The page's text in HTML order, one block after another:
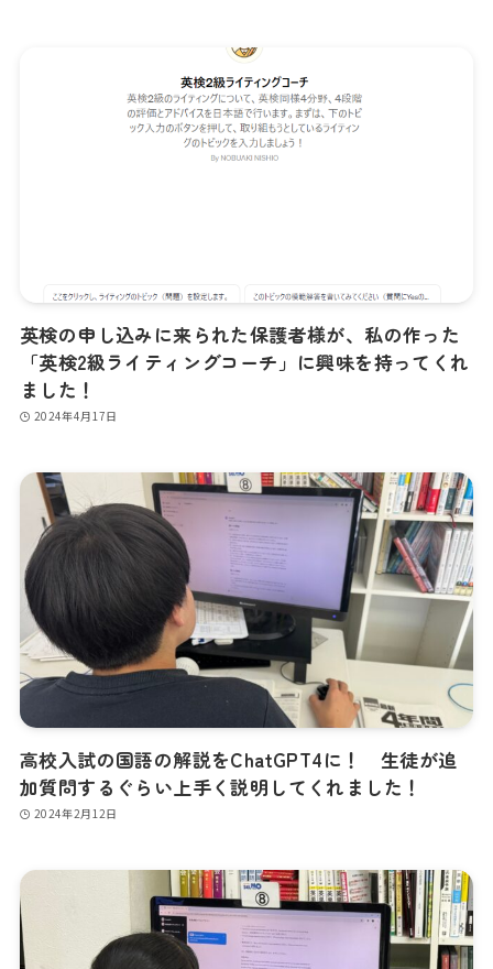
英検の申し込みに来られた保護者様が、私の作った
「英検2級ライティングコーチ」に興味を持ってくれ
ました！
2024年4月17日
高校入試の国語の解説をChatGPT4に！ 生徒が追
加質問するぐらい上手く説明してくれました！
2024年2月12日